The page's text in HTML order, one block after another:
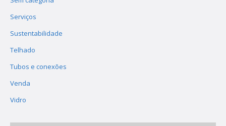
Serviços
Sustentabilidade
Telhado
Tubos e conexões
Venda
Vidro